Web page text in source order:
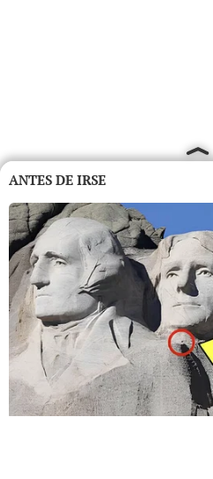
ANTES DE IRSE